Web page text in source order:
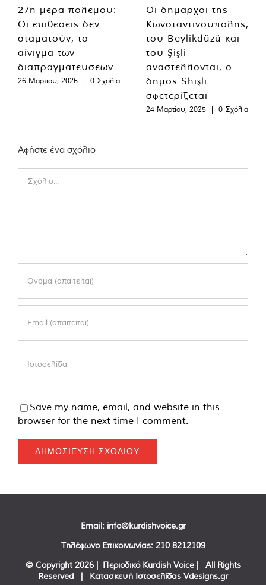
27η μέρα πολέμου:
Οι επιθέσεις δεν
σταματούν, το
αίνιγμα των
διαπραγματεύσεων
26 Μαρτίου, 2026 | 0 Σχόλια
Οι δήμαρχοι της
Κωνσταντινούπολης,
του Beylikdüzü και
του Şişli
αναστέλλονται, ο
δήμος Shişli
σφετερίζεται
24 Μαρτίου, 2025 | 0 Σχόλια
Αφήστε ένα σχόλιο
Save my name, email, and website in this
browser for the next time I comment.
Email: info@kurdishvoice.gr
Τηλέφωνο Επικοινωνίας: 210 8212109
© Copyright 2026 | Περιοδικό Kurdish Voice | All Rights
Reserved | Κατασκευή Ιστοσελίδας Vdesigns.gr